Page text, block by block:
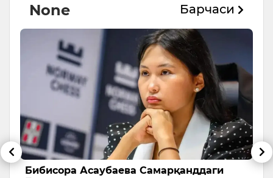
None Барчаси
Бибисора Асаубаева Самарқанддаги